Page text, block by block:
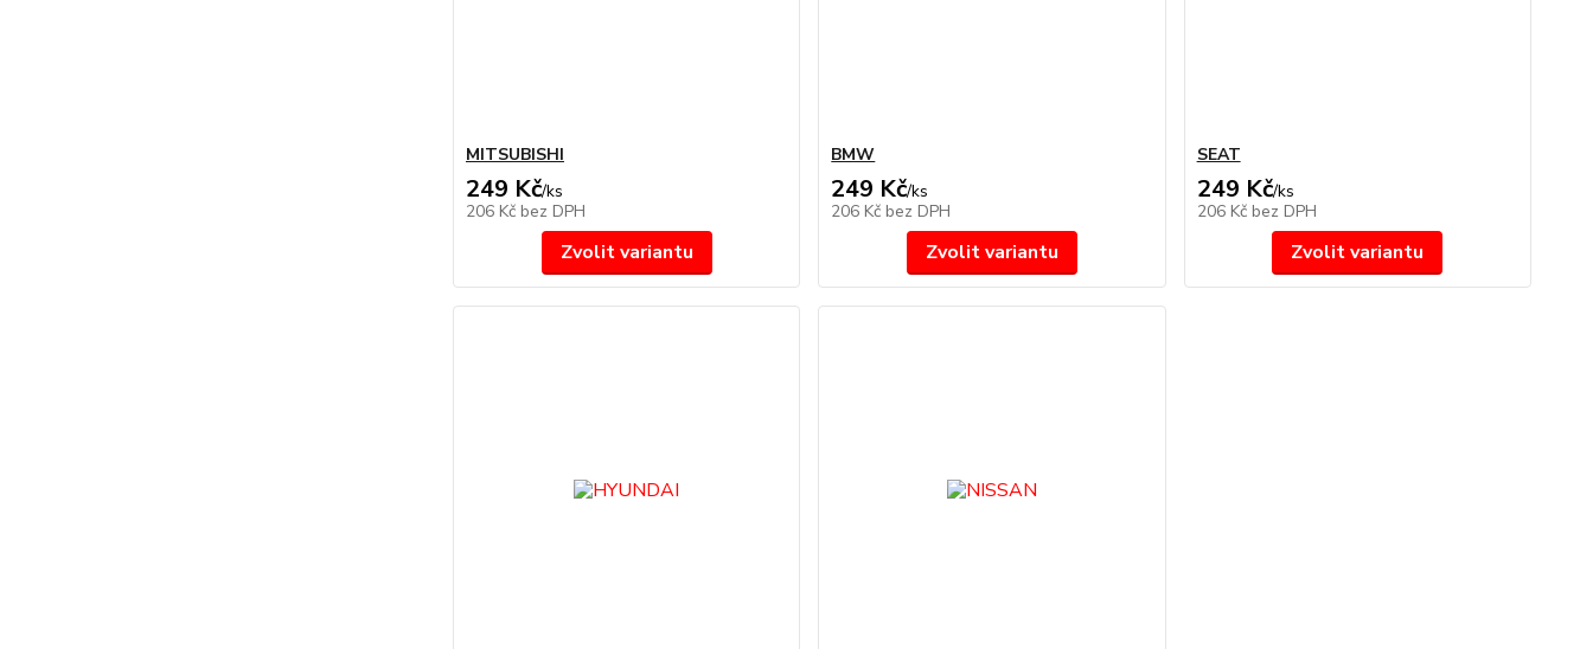
MITSUBISHI
249 Kč/ks
206 Kč bez DPH
Zvolit variantu
BMW
249 Kč/ks
206 Kč bez DPH
Zvolit variantu
SEAT
249 Kč/ks
206 Kč bez DPH
Zvolit variantu